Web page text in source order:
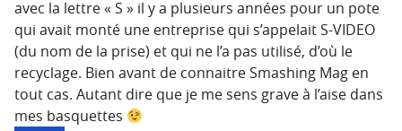
avec la lettre « S » il y a plusieurs années pour un pote
qui avait monté une entreprise qui s’appelait S-VIDEO
(du nom de la prise) et qui ne l’a pas utilisé, d’où le
recyclage. Bien avant de connaitre Smashing Mag en
tout cas. Autant dire que je me sens grave à l’aise dans
mes basquettes